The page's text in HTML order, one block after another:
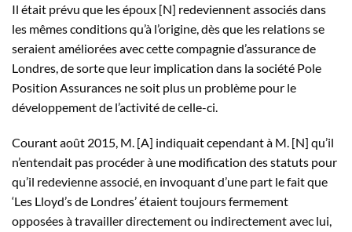
Il était prévu que les époux [N] redeviennent associés dans
les mêmes conditions qu’à l’origine, dès que les relations se
seraient améliorées avec cette compagnie d’assurance de
Londres, de sorte que leur implication dans la société Pole
Position Assurances ne soit plus un problème pour le
développement de l’activité de celle-ci.
Courant août 2015, M. [A] indiquait cependant à M. [N] qu’il
n’entendait pas procéder à une modification des statuts pour
qu’il redevienne associé, en invoquant d’une part le fait que
‘Les Lloyd’s de Londres’ étaient toujours fermement
opposées à travailler directement ou indirectement avec lui,